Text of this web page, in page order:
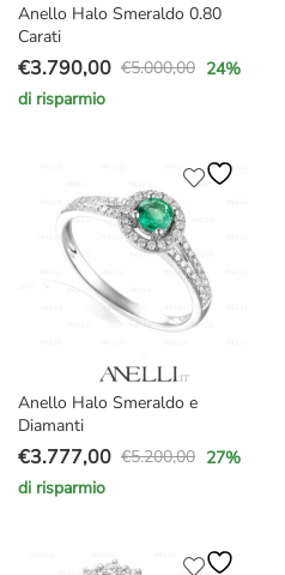
Anello Halo Smeraldo 0.80
Carati
€5.000,00
Il
prezzo
€5.000,00.
€3.790,00
Il
prezzo
€3.790,00.
24%
di risparmio
Anello Halo Smeraldo e
Diamanti
€5.200,00
Il
prezzo
€3.777,00
Il
prezzo
27%
di risparmio